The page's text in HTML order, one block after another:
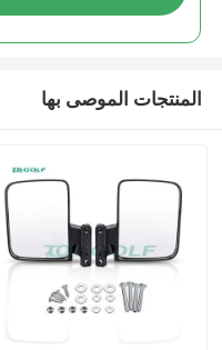
المنتجات الموصى بها